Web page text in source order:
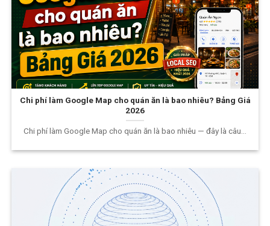
Chi phí làm Google Map cho quán ăn là bao nhiêu? Bảng Giá
2026
Chi phí làm Google Map cho quán ăn là bao nhiêu — đây là câu...